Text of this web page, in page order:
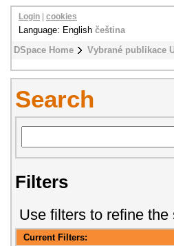
DSpace Home Vybrané publikace
Login cookies
Language: English čeština
Search
Filters
Use filters to refine the
Current Filters: